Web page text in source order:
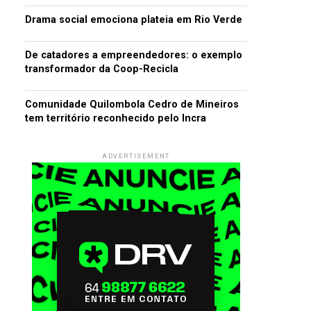
Drama social emociona plateia em Rio Verde
De catadores a empreendedores: o exemplo
transformador da Coop-Recicla
Comunidade Quilombola Cedro de Mineiros
tem território reconhecido pelo Incra
ADVERTISEMENT